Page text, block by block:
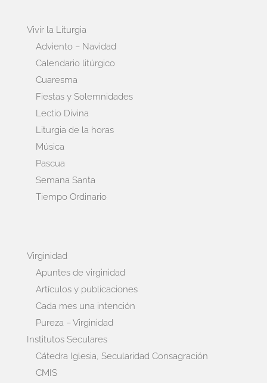
Vivir la Liturgia
Adviento – Navidad
Calendario litúrgico
Cuaresma
Fiestas y Solemnidades
Lectio Divina
Liturgia de la horas
Música
Pascua
Semana Santa
Tiempo Ordinario
Virginidad
Apuntes de virginidad
Artículos y publicaciones
Cada mes una intención
Pureza – Virginidad
Institutos Seculares
Cátedra Iglesia, Secularidad Consagración
CMIS